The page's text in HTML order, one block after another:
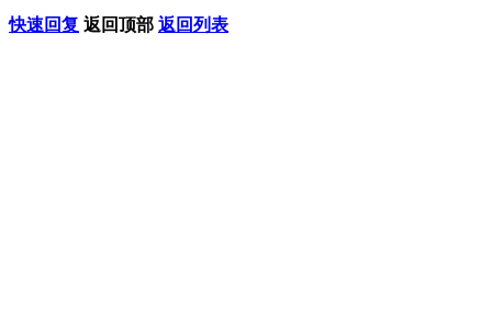
快速回复 返回顶部 返回列表